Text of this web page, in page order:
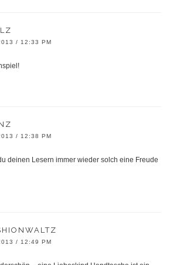
/ 12:33 PM
/ 12:38 PM
deinen Lesern immer wieder solch eine Freude
/ 12:49 PM